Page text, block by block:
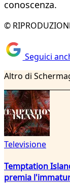
conoscenza.
©
Seguici
Altro di
Televisione
Temptation
premia